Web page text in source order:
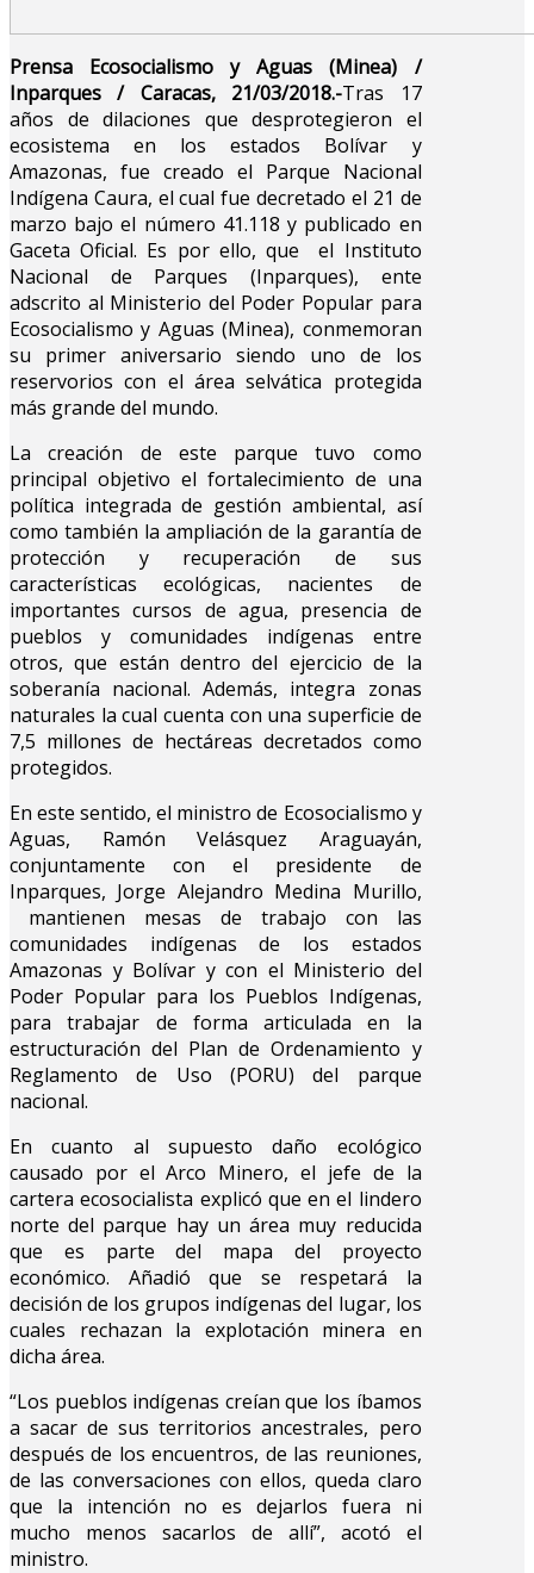
Prensa Ecosocialismo y Aguas (Minea) /
Inparques / Caracas, 21/03/2018.-Tras 17
años de dilaciones que desprotegieron el
ecosistema en los estados Bolívar y
Amazonas, fue creado el Parque Nacional
Indígena Caura, el cual fue decretado el 21 de
marzo bajo el número 41.118 y publicado en
Gaceta Oficial. Es por ello, que el Instituto
Nacional de Parques (Inparques), ente
adscrito al Ministerio del Poder Popular para
Ecosocialismo y Aguas (Minea), conmemoran
su primer aniversario siendo uno de los
reservorios con el área selvática protegida
más grande del mundo.
La creación de este parque tuvo como
principal objetivo el fortalecimiento de una
política integrada de gestión ambiental, así
como también la ampliación de la garantía de
protección y recuperación de sus
características ecológicas, nacientes de
importantes cursos de agua, presencia de
pueblos y comunidades indígenas entre
otros, que están dentro del ejercicio de la
soberanía nacional. Además, integra zonas
naturales la cual cuenta con una superficie de
7,5 millones de hectáreas decretados como
protegidos.
En este sentido, el ministro de Ecosocialismo y
Aguas, Ramón Velásquez Araguayán,
conjuntamente con el presidente de
Inparques, Jorge Alejandro Medina Murillo,
mantienen mesas de trabajo con las
comunidades indígenas de los estados
Amazonas y Bolívar y con el Ministerio del
Poder Popular para los Pueblos Indígenas,
para trabajar de forma articulada en la
estructuración del Plan de Ordenamiento y
Reglamento de Uso (PORU) del parque
nacional.
En cuanto al supuesto daño ecológico
causado por el Arco Minero, el jefe de la
cartera ecosocialista explicó que en el lindero
norte del parque hay un área muy reducida
que es parte del mapa del proyecto
económico. Añadió que se respetará la
decisión de los grupos indígenas del lugar, los
cuales rechazan la explotación minera en
dicha área.
“Los pueblos indígenas creían que los íbamos
a sacar de sus territorios ancestrales, pero
después de los encuentros, de las reuniones,
de las conversaciones con ellos, queda claro
que la intención no es dejarlos fuera ni
mucho menos sacarlos de allí”, acotó el
ministro.